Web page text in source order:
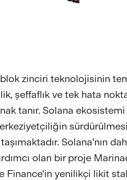
zinciri teknolojisinin
şeffaflık ve tek hata
tanır. Solana
sürdürülmesi
Solana'nın
olan bir proje
Finance'in yenilikçi likit